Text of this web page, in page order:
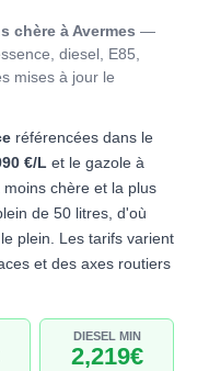
chère à Avermes —
diesel, E85,
mises à jour le
référencées dans le
€/L et le gazole à
chère et la plus
de 50 litres, d'où
plein. Les tarifs varient
et des axes routiers
DIESEL MIN
2,219€